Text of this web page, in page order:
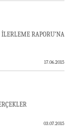
RAPORU’NA
17.06.2015
03.07.2015